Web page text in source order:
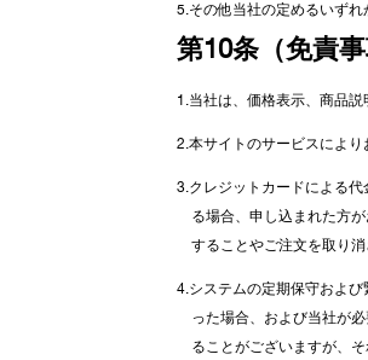
5.その他当社の定めるいず
第10条（免責事
1.当社は、価格表示、商品
2.本サイトのサービスによ
3.クレジットカードによる
る場合、申し込まれた方
することやご注文を取り
4.システムの定期保守およ
った場合、および当社が
ることがございますが、